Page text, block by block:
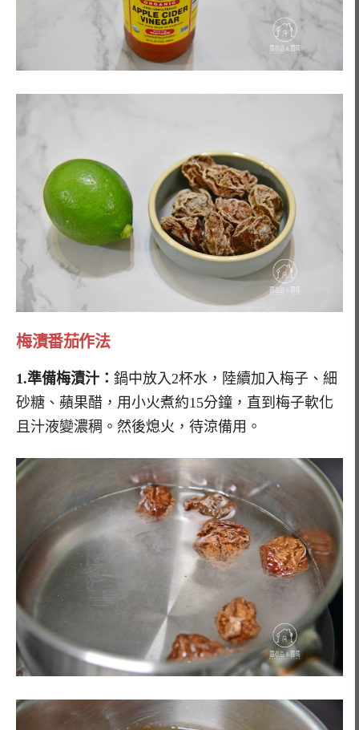
梅漬番茄作法
1.準備梅漬汁： 鍋中放入2杯水，陸續加入梅子、細
砂糖、蘋果醋，用小火煮約15分鐘，直到梅子軟化
且汁液變濃稠。然後熄火，待涼備用。